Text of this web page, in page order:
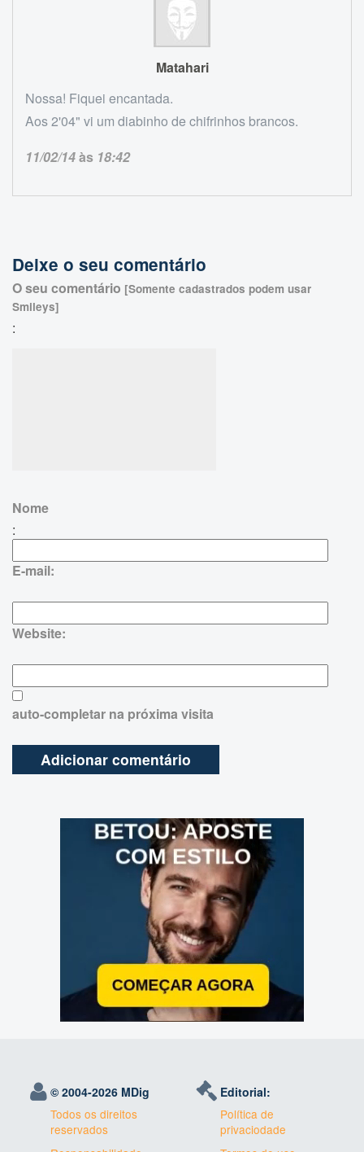
Matahari
Nossa! Fiquei encantada.
Aos 2'04" vi um diabinho de chifrinhos brancos.
11/02/14às 18:42
Deixe o seu comentário
O seu comentário [Somente cadastrados podem usar
Smileys]
:
Nome
:
E-mail:
Website:
auto-completar na próxima visita
© 2004-2026 MDig
Todos os direitos
reservados
Editorial:
Política de
privaciodade